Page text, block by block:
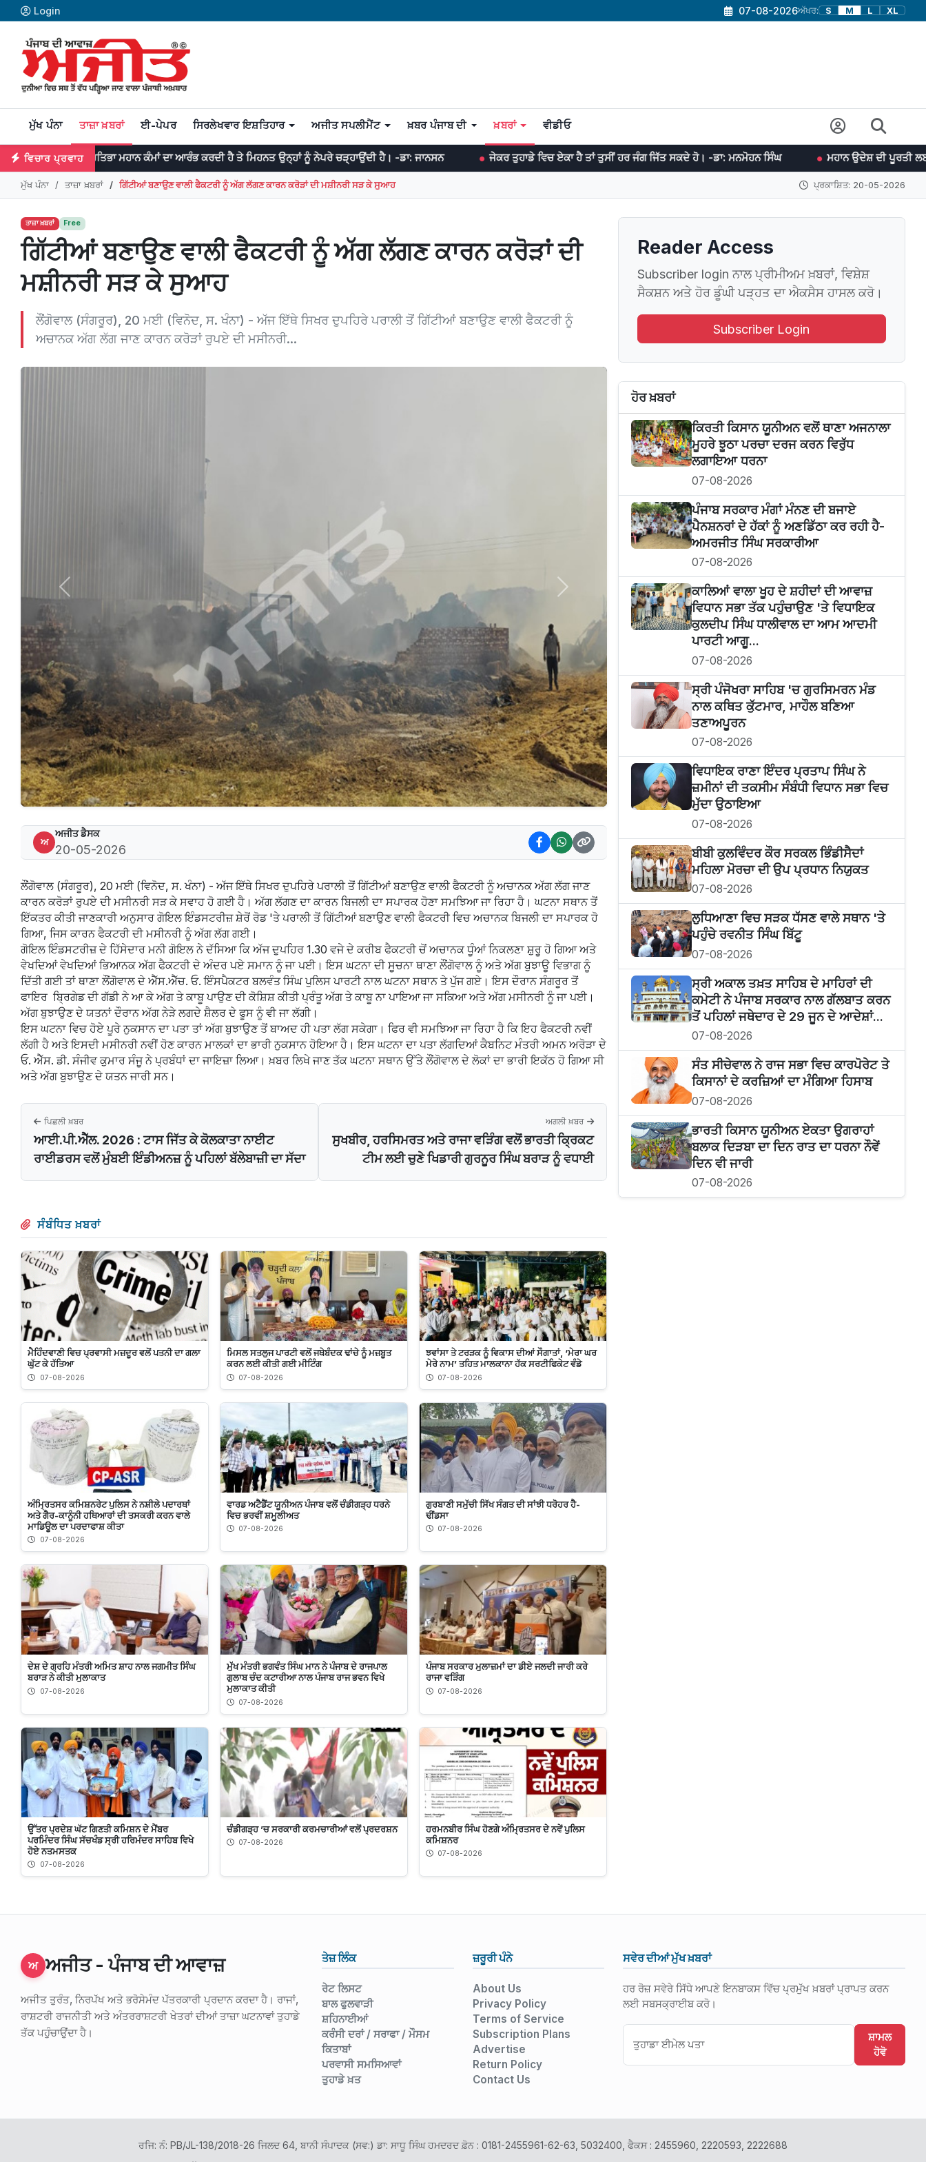
Login 07-08-2026ਅੱਖਰ: S M L XL
ਮੁੱਖ ਪੰਨਾ ਤਾਜ਼ਾ ਖ਼ਬਰਾਂ ਈ-ਪੇਪਰ ਸਿਰਲੇਖਵਾਰ ਇਸ਼ਤਿਹਾਰ ਅਜੀਤ ਸਪਲੀਮੈਂਟ ਖ਼ਬਰ ਪੰਜਾਬ ਦੀ ਖ਼ਬਰਾਂ ਵੀਡੀਓ
ਵਿਚਾਰ ਪ੍ਰਵਾਹ
ਪ੍ਰਤਿਭਾ ਮਹਾਨ ਕੰਮਾਂ ਦਾ ਆਰੰਭ ਕਰਦੀ ਹੈ ਤੇ ਮਿਹਨਤ ਉਨ੍ਹਾਂ ਨੂੰ ਨੇਪਰੇ ਚੜ੍ਹਾਉਂਦੀ ਹੈ। -ਡਾ: ਜਾਨਸਨ ਜੇਕਰ ਤੁਹਾਡੇ ਵਿਚ ਏਕਾ ਹੈ ਤਾਂ ਤੁਸੀਂ ਹਰ ਜੰਗ ਜਿੱਤ ਸਕਦੇ ਹੋ। -ਡਾ: ਮਨਮੋਹਨ ਸਿੰਘ ਮਹਾਨ ਉਦੇਸ਼ ਦੀ ਪੂਰਤੀ ਲਈ ਯਤਨਸ਼ੀਲ ਰਹਿਣ
ਮੁੱਖ ਪੰਨਾ ਤਾਜ਼ਾ ਖ਼ਬਰਾਂ ਗਿੱਟੀਆਂ ਬਣਾਉਣ ਵਾਲੀ ਫੈਕਟਰੀ ਨੂੰ ਅੱਗ ਲੱਗਣ ਕਾਰਨ ਕਰੋੜਾਂ ਦੀ ਮਸ਼ੀਨਰੀ ਸੜ ਕੇ ਸੁਆਹ ਪ੍ਰਕਾਸ਼ਿਤ: 20-05-2026
ਤਾਜ਼ਾ ਖ਼ਬਰਾਂ Free
ਗਿੱਟੀਆਂ ਬਣਾਉਣ ਵਾਲੀ ਫੈਕਟਰੀ ਨੂੰ ਅੱਗ ਲੱਗਣ ਕਾਰਨ ਕਰੋੜਾਂ ਦੀ
ਮਸ਼ੀਨਰੀ ਸੜ ਕੇ ਸੁਆਹ
ਲੌਂਗੋਵਾਲ (ਸੰਗਰੂਰ), 20 ਮਈ (ਵਿਨੋਦ, ਸ. ਖੰਨਾ) - ਅੱਜ ਇੱਥੇ ਸਿਖਰ ਦੁਪਹਿਰੇ ਪਰਾਲੀ ਤੋਂ ਗਿੱਟੀਆਂ ਬਣਾਉਣ ਵਾਲੀ ਫੈਕਟਰੀ ਨੂੰ
ਅਚਾਨਕ ਅੱਗ ਲੱਗ ਜਾਣ ਕਾਰਨ ਕਰੋੜਾਂ ਰੁਪਏ ਦੀ ਮਸੀਨਰੀ...
Previous Next
ਅ
ਅਜੀਤ ਡੈਸਕ
20-05-2026
ਲੌਂਗੋਵਾਲ (ਸੰਗਰੂਰ), 20 ਮਈ (ਵਿਨੋਦ, ਸ. ਖੰਨਾ) - ਅੱਜ ਇੱਥੇ ਸਿਖਰ ਦੁਪਹਿਰੇ ਪਰਾਲੀ ਤੋਂ ਗਿੱਟੀਆਂ ਬਣਾਉਣ ਵਾਲੀ ਫੈਕਟਰੀ ਨੂੰ ਅਚਾਨਕ ਅੱਗ ਲੱਗ ਜਾਣ
ਕਾਰਨ ਕਰੋੜਾਂ ਰੁਪਏ ਦੀ ਮਸੀਨਰੀ ਸੜ ਕੇ ਸਵਾਹ ਹੋ ਗਈ ਹੈ। ਅੱਗ ਲੱਗਣ ਦਾ ਕਾਰਨ ਬਿਜਲੀ ਦਾ ਸਪਾਰਕ ਹੋਣਾ ਸਮਝਿਆ ਜਾ ਰਿਹਾ ਹੈ। ਘਟਨਾ ਸਥਾਨ ਤੋਂ
ਇੱਕਤਰ ਕੀਤੀ ਜਾਣਕਾਰੀ ਅਨੁਸਾਰ ਗੋਇਲ ਇੰਡਸਟਰੀਜ਼ ਸ਼ੇਰੋਂ ਰੋਡ 'ਤੇ ਪਰਾਲੀ ਤੋਂ ਗਿੱਟੀਆਂ ਬਣਾਉਣ ਵਾਲੀ ਫੈਕਟਰੀ ਵਿਚ ਅਚਾਨਕ ਬਿਜਲੀ ਦਾ ਸਪਾਰਕ ਹੋ
ਗਿਆ, ਜਿਸ ਕਾਰਨ ਫੈਕਟਰੀ ਦੀ ਮਸੀਨਰੀ ਨੂੰ ਅੱਗ ਲੱਗ ਗਈ।
ਗੋਇਲ ਇੰਡਸਟਰੀਜ਼ ਦੇ ਹਿੱਸੇਦਾਰ ਮਨੀ ਗੋਇਲ ਨੇ ਦੱਸਿਆ ਕਿ ਅੱਜ ਦੁਪਹਿਰ 1.30 ਵਜੇ ਦੇ ਕਰੀਬ ਫੈਕਟਰੀ ਚੋਂ ਅਚਾਨਕ ਧੂੰਆਂ ਨਿਕਲਣਾ ਸ਼ੁਰੂ ਹੋ ਗਿਆ ਅਤੇ
ਵੇਖਦਿਆਂ ਵੇਖਦਿਆਂ ਭਿਆਨਕ ਅੱਗ ਫੈਕਟਰੀ ਦੇ ਅੰਦਰ ਪਏ ਸਮਾਨ ਨੂੰ ਜਾ ਪਈ। ਇਸ ਘਟਨਾ ਦੀ ਸੂਚਨਾ ਥਾਣਾ ਲੌਂਗੋਵਾਲ ਨੂੰ ਅਤੇ ਅੱਗ ਬੁਝਾਊ ਵਿਭਾਗ ਨੂੰ
ਦਿੱਤੀ ਗਈ ਤਾਂ ਥਾਣਾ ਲੌਂਗੋਵਾਲ ਦੇ ਐੱਸ.ਐੱਚ. ਓ. ਇੰਸਪੈਕਟਰ ਬਲਵੰਤ ਸਿੰਘ ਪੁਲਿਸ ਪਾਰਟੀ ਨਾਲ ਘਟਨਾ ਸਥਾਨ ਤੇ ਪੁੱਜ ਗਏ। ਇਸ ਦੌਰਾਨ ਸੰਗਰੂਰ ਤੋਂ
ਫਾਇਰ ਬ੍ਰਿਗੇਡ ਦੀ ਗੱਡੀ ਨੇ ਆ ਕੇ ਅੱਗ ਤੇ ਕਾਬੂ ਪਾਉਣ ਦੀ ਕੋਸ਼ਿਸ਼ ਕੀਤੀ ਪ੍ਰੰਤੂ ਅੱਗ ਤੇ ਕਾਬੂ ਨਾ ਪਾਇਆ ਜਾ ਸਕਿਆ ਅਤੇ ਅੱਗ ਮਸੀਨਰੀ ਨੂੰ ਜਾ ਪਈ।
ਅੱਗ ਬੁਝਾਉਣ ਦੇ ਯਤਨਾਂ ਦੌਰਾਨ ਅੱਗ ਨੇੜੇ ਲਗਦੇ ਸ਼ੈਲਰ ਦੇ ਫੂਸ ਨੂੰ ਵੀ ਜਾ ਲੱਗੀ।
ਇਸ ਘਟਨਾ ਵਿਚ ਹੋਏ ਪੂਰੇ ਨੁਕਸਾਨ ਦਾ ਪਤਾ ਤਾਂ ਅੱਗ ਬੁਝਾਉਣ ਤੋਂ ਬਾਅਦ ਹੀ ਪਤਾ ਲੱਗ ਸਕੇਗਾ। ਫਿਰ ਵੀ ਸਮਝਿਆ ਜਾ ਰਿਹਾ ਹੈ ਕਿ ਇਹ ਫੈਕਟਰੀ ਨਵੀਂ
ਲੱਗੀ ਹੈ ਅਤੇ ਇਸਦੀ ਮਸੀਨਰੀ ਨਵੀਂ ਹੋਣ ਕਾਰਨ ਮਾਲਕਾਂ ਦਾ ਭਾਰੀ ਨੁਕਸਾਨ ਹੋਇਆ ਹੈ। ਇਸ ਘਟਨਾ ਦਾ ਪਤਾ ਲੱਗਦਿਆਂ ਕੈਬਨਿਟ ਮੰਤਰੀ ਅਮਨ ਅਰੋੜਾ ਦੇ
ਓ. ਐੱਸ. ਡੀ. ਸੰਜੀਵ ਕੁਮਾਰ ਸੰਜੂ ਨੇ ਪ੍ਰਬੰਧਾਂ ਦਾ ਜਾਇਜ਼ਾ ਲਿਆ। ਖ਼ਬਰ ਲਿਖੇ ਜਾਣ ਤੱਕ ਘਟਨਾ ਸਥਾਨ ਉੱਤੇ ਲੌਂਗੋਵਾਲ ਦੇ ਲੋਕਾਂ ਦਾ ਭਾਰੀ ਇਕੱਠ ਹੋ ਗਿਆ ਸੀ
ਅਤੇ ਅੱਗ ਬੁਝਾਉਣ ਦੇ ਯਤਨ ਜਾਰੀ ਸਨ।
ਪਿਛਲੀ ਖ਼ਬਰ
ਆਈ.ਪੀ.ਐੱਲ. 2026 : ਟਾਸ ਜਿੱਤ ਕੇ ਕੋਲਕਾਤਾ ਨਾਈਟ
ਰਾਈਡਰਸ ਵਲੋਂ ਮੁੰਬਈ ਇੰਡੀਅਨਜ਼ ਨੂੰ ਪਹਿਲਾਂ ਬੱਲੇਬਾਜ਼ੀ ਦਾ ਸੱਦਾ
ਅਗਲੀ ਖ਼ਬਰ
ਸੁਖਬੀਰ, ਹਰਸਿਮਰਤ ਅਤੇ ਰਾਜਾ ਵੜਿੰਗ ਵਲੋਂ ਭਾਰਤੀ ਕ੍ਰਿਕਟ
ਟੀਮ ਲਈ ਚੁਣੇ ਖਿਡਾਰੀ ਗੁਰਨੂਰ ਸਿੰਘ ਬਰਾੜ ਨੂੰ ਵਧਾਈ
ਸੰਬੰਧਿਤ ਖ਼ਬਰਾਂ
ਮੈਹਿੰਦਵਾਣੀ ਵਿਚ ਪ੍ਰਵਾਸੀ ਮਜ਼ਦੂਰ ਵਲੋਂ ਪਤਨੀ ਦਾ ਗਲਾ
ਘੁੱਟ ਕੇ ਹੱਤਿਆ
07-08-2026
ਮਿਸਲ ਸਤਲੁਜ ਪਾਰਟੀ ਵਲੋਂ ਜਥੇਬੰਦਕ ਢਾਂਚੇ ਨੂੰ ਮਜ਼ਬੂਤ
ਕਰਨ ਲਈ ਕੀਤੀ ਗਈ ਮੀਟਿੰਗ
07-08-2026
ਝਵਾਂਸਾ ਤੇ ਟਰੜਕ ਨੂੰ ਵਿਕਾਸ ਦੀਆਂ ਸੌਗਾਤਾਂ, ‘ਮੇਰਾ ਘਰ
ਮੇਰੇ ਨਾਮ’ ਤਹਿਤ ਮਾਲਕਾਨਾ ਹੱਕ ਸਰਟੀਫਿਕੇਟ ਵੰਡੇ
07-08-2026
ਅੰਮ੍ਰਿਤਸਰ ਕਮਿਸ਼ਨਰੇਟ ਪੁਲਿਸ ਨੇ ਨਸ਼ੀਲੇ ਪਦਾਰਥਾਂ
ਅਤੇ ਗੈਰ-ਕਾਨੂੰਨੀ ਹਥਿਆਰਾਂ ਦੀ ਤਸਕਰੀ ਕਰਨ ਵਾਲੇ
ਮਾਡਿਊਲ ਦਾ ਪਰਦਾਫਾਸ਼ ਕੀਤਾ
07-08-2026
ਵਾਰਡ ਅਟੈਡੈਂਟ ਯੂਨੀਅਨ ਪੰਜਾਬ ਵਲੋਂ ਚੰਡੀਗੜ੍ਹ ਧਰਨੇ
ਵਿਚ ਭਰਵੀਂ ਸ਼ਮੂਲੀਅਤ
07-08-2026
ਗੁਰਬਾਣੀ ਸਮੁੱਚੀ ਸਿੱਖ ਸੰਗਤ ਦੀ ਸਾਂਝੀ ਧਰੋਹਰ ਹੈ-
ਢੀਂਡਸਾ
07-08-2026
ਦੇਸ਼ ਦੇ ਗ੍ਰਹਿ ਮੰਤਰੀ ਅਮਿਤ ਸ਼ਾਹ ਨਾਲ ਜਗਮੀਤ ਸਿੰਘ
ਬਰਾੜ ਨੇ ਕੀਤੀ ਮੁਲਾਕਾਤ
07-08-2026
ਮੁੱਖ ਮੰਤਰੀ ਭਗਵੰਤ ਸਿੰਘ ਮਾਨ ਨੇ ਪੰਜਾਬ ਦੇ ਰਾਜਪਾਲ
ਗੁਲਾਬ ਚੰਦ ਕਟਾਰੀਆ ਨਾਲ ਪੰਜਾਬ ਰਾਜ ਭਵਨ ਵਿਖੇ
ਮੁਲਾਕਾਤ ਕੀਤੀ
07-08-2026
ਪੰਜਾਬ ਸਰਕਾਰ ਮੁਲਾਜ਼ਮਾਂ ਦਾ ਡੀਏ ਜਲਦੀ ਜਾਰੀ ਕਰੇ
ਰਾਜਾ ਵੜਿੰਗ
07-08-2026
ਉੱਤਰ ਪ੍ਰਦੇਸ਼ ਘੱਟ ਗਿਣਤੀ ਕਮਿਸ਼ਨ ਦੇ ਮੈਂਬਰ
ਪਰਮਿੰਦਰ ਸਿੰਘ ਸੱਚਖੰਡ ਸ੍ਰੀ ਹਰਿਮੰਦਰ ਸਾਹਿਬ ਵਿਖੇ
ਹੋਏ ਨਤਮਸਤਕ
07-08-2026
ਚੰਡੀਗੜ੍ਹ ’ਚ ਸਰਕਾਰੀ ਕਰਮਚਾਰੀਆਂ ਵਲੋਂ ਪ੍ਰਦਰਸ਼ਨ
07-08-2026
ਹਰਮਨਬੀਰ ਸਿੰਘ ਹੋਣਗੇ ਅੰਮ੍ਰਿਤਸਰ ਦੇ ਨਵੇਂ ਪੁਲਿਸ
ਕਮਿਸ਼ਨਰ
07-08-2026
Reader Access
Subscriber login ਨਾਲ ਪ੍ਰੀਮੀਅਮ ਖ਼ਬਰਾਂ, ਵਿਸ਼ੇਸ਼
ਸੈਕਸ਼ਨ ਅਤੇ ਹੋਰ ਡੂੰਘੀ ਪੜ੍ਹਤ ਦਾ ਐਕਸੈਸ ਹਾਸਲ ਕਰੋ।
Subscriber Login
ਹੋਰ ਖ਼ਬਰਾਂ
ਕਿਰਤੀ ਕਿਸਾਨ ਯੂਨੀਅਨ ਵਲੋਂ ਥਾਣਾ ਅਜਨਾਲਾ
ਮੂਹਰੇ ਝੂਠਾ ਪਰਚਾ ਦਰਜ ਕਰਨ ਵਿਰੁੱਧ
ਲਗਾਇਆ ਧਰਨਾ
07-08-2026
ਪੰਜਾਬ ਸਰਕਾਰ ਮੰਗਾਂ ਮੰਨਣ ਦੀ ਬਜਾਏ
ਪੈਨਸ਼ਨਰਾਂ ਦੇ ਹੱਕਾਂ ਨੂੰ ਅਣਡਿੱਠਾ ਕਰ ਰਹੀ ਹੈ-
ਅਮਰਜੀਤ ਸਿੰਘ ਸਰਕਾਰੀਆ
07-08-2026
ਕਾਲਿਆਂ ਵਾਲਾ ਖੂਹ ਦੇ ਸ਼ਹੀਦਾਂ ਦੀ ਆਵਾਜ਼
ਵਿਧਾਨ ਸਭਾ ਤੱਕ ਪਹੁੰਚਾਉਣ 'ਤੇ ਵਿਧਾਇਕ
ਕੁਲਦੀਪ ਸਿੰਘ ਧਾਲੀਵਾਲ ਦਾ ਆਮ ਆਦਮੀ
ਪਾਰਟੀ ਆਗੂ...
07-08-2026
ਸ੍ਰੀ ਪੰਜੋਖਰਾ ਸਾਹਿਬ 'ਚ ਗੁਰਸਿਮਰਨ ਮੰਡ
ਨਾਲ ਕਥਿਤ ਕੁੱਟਮਾਰ, ਮਾਹੌਲ ਬਣਿਆ
ਤਣਾਅਪੂਰਨ
07-08-2026
ਵਿਧਾਇਕ ਰਾਣਾ ਇੰਦਰ ਪ੍ਰਤਾਪ ਸਿੰਘ ਨੇ
ਜ਼ਮੀਨਾਂ ਦੀ ਤਕਸੀਮ ਸੰਬੰਧੀ ਵਿਧਾਨ ਸਭਾ ਵਿਚ
ਮੁੱਦਾ ਉਠਾਇਆ
07-08-2026
ਬੀਬੀ ਕੁਲਵਿੰਦਰ ਕੌਰ ਸਰਕਲ ਭਿੰਡੀਸੈਦਾਂ
ਮਹਿਲਾ ਮੋਰਚਾ ਦੀ ਉਪ ਪ੍ਰਧਾਨ ਨਿਯੁਕਤ
07-08-2026
ਲੁਧਿਆਣਾ ਵਿਚ ਸੜਕ ਧੱਸਣ ਵਾਲੇ ਸਥਾਨ 'ਤੇ
ਪਹੁੰਚੇ ਰਵਨੀਤ ਸਿੰਘ ਬਿੱਟੂ
07-08-2026
ਸ੍ਰੀ ਅਕਾਲ ਤਖ਼ਤ ਸਾਹਿਬ ਦੇ ਮਾਹਿਰਾਂ ਦੀ
ਕਮੇਟੀ ਨੇ ਪੰਜਾਬ ਸਰਕਾਰ ਨਾਲ ਗੱਲਬਾਤ ਕਰਨ
ਤੋਂ ਪਹਿਲਾਂ ਜਥੇਦਾਰ ਦੇ 29 ਜੂਨ ਦੇ ਆਦੇਸ਼ਾਂ...
07-08-2026
ਸੰਤ ਸੀਚੇਵਾਲ ਨੇ ਰਾਜ ਸਭਾ ਵਿਚ ਕਾਰਪੋਰੇਟ ਤੇ
ਕਿਸਾਨਾਂ ਦੇ ਕਰਜ਼ਿਆਂ ਦਾ ਮੰਗਿਆ ਹਿਸਾਬ
07-08-2026
ਭਾਰਤੀ ਕਿਸਾਨ ਯੂਨੀਅਨ ਏਕਤਾ ਉਗਰਾਹਾਂ
ਬਲਾਕ ਦਿੜਬਾ ਦਾ ਦਿਨ ਰਾਤ ਦਾ ਧਰਨਾ ਨੌਵੇਂ
ਦਿਨ ਵੀ ਜਾਰੀ
07-08-2026
ਅ ਅਜੀਤ - ਪੰਜਾਬ ਦੀ ਆਵਾਜ਼
ਅਜੀਤ ਤੁਰੰਤ, ਨਿਰਪੱਖ ਅਤੇ ਭਰੋਸੇਮੰਦ ਪੱਤਰਕਾਰੀ ਪ੍ਰਦਾਨ ਕਰਦਾ ਹੈ। ਰਾਜਾਂ,
ਰਾਸ਼ਟਰੀ ਰਾਜਨੀਤੀ ਅਤੇ ਅੰਤਰਰਾਸ਼ਟਰੀ ਖੇਤਰਾਂ ਦੀਆਂ ਤਾਜ਼ਾ ਘਟਨਾਵਾਂ ਤੁਹਾਡੇ
ਤੱਕ ਪਹੁੰਚਾਉਂਦਾ ਹੈ।
ਤੇਜ਼ ਲਿੰਕ
ਰੇਟ ਲਿਸਟ
ਬਾਲ ਫੁਲਵਾੜੀ
ਸ਼ਹਿਨਾਈਆਂ
ਕਰੰਸੀ ਦਰਾਂ / ਸਰਾਫਾ / ਮੌਸਮ
ਕਿਤਾਬਾਂ
ਪਰਵਾਸੀ ਸਮਸਿਆਵਾਂ
ਤੁਹਾਡੇ ਖ਼ਤ
ਜ਼ਰੂਰੀ ਪੰਨੇ
About Us
Privacy Policy
Terms of Service
Subscription Plans
Advertise
Return Policy
Contact Us
ਸਵੇਰ ਦੀਆਂ ਮੁੱਖ ਖ਼ਬਰਾਂ
ਹਰ ਰੋਜ਼ ਸਵੇਰੇ ਸਿੱਧੇ ਆਪਣੇ ਇਨਬਾਕਸ ਵਿੱਚ ਪ੍ਰਮੁੱਖ ਖ਼ਬਰਾਂ ਪ੍ਰਾਪਤ ਕਰਨ
ਲਈ ਸਬਸਕ੍ਰਾਈਬ ਕਰੋ।
ਸ਼ਾਮਲ
ਹੋਵੋ
ਰਜਿ: ਨੰ: PB/JL-138/2018-26 ਜਿਲਦ 64, ਬਾਨੀ ਸੰਪਾਦਕ (ਸਵ:) ਡਾ: ਸਾਧੂ ਸਿੰਘ ਹਮਦਰਦ ਫ਼ੋਨ : 0181-2455961-62-63, 5032400, ਫੈਕਸ : 2455960, 2220593, 2222688